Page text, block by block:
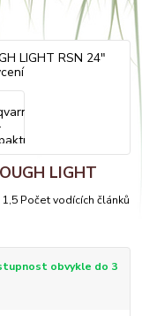
LIGHT
Počet vodících článků
obvykle do 3